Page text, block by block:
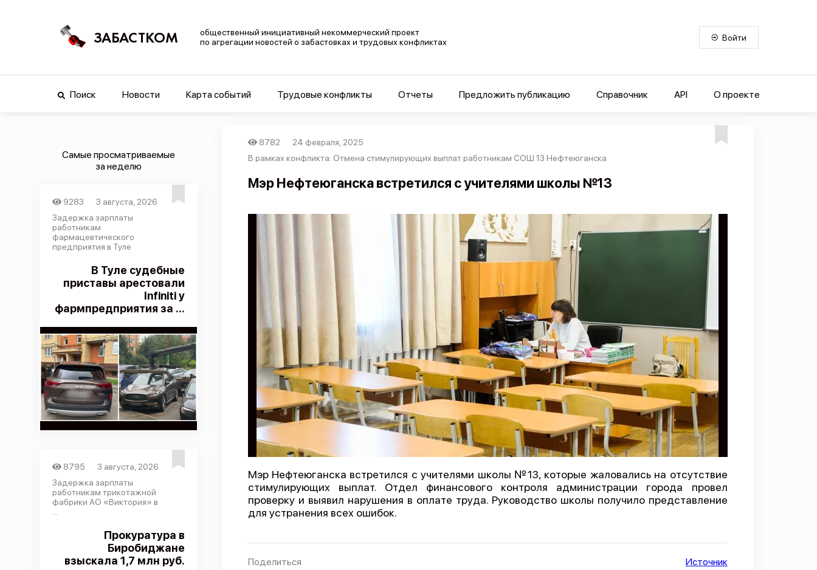
ЗАБАСТКОМ
общественный инициативный некоммерческий проект
по агрегации новостей о забастовках и трудовых конфликтах
Войти
Поиск Новости Карта событий Трудовые конфликты Отчеты Предложить публикацию Справочник API О проекте
Самые просматриваемые
за неделю
9283
3 августа, 2026
Задержка зарплаты
работникам
фармацевтического
предприятия в Туле
В Туле судебные
приставы арестовали
Infiniti у
фармпредприятия за ...
8795
3 августа, 2026
Задержка зарплаты
работникам трикотажной
фабрики АО «Виктория» в
Прокуратура в
Биробиджане
взыскала 1,7 млн руб.
8782
24 февраля, 2025
В рамках конфликта: Отмена стимулирующих выплат работникам СОШ 13 Нефтеюганска
Мэр Нефтеюганска встретился с учителями школы №13
Мэр Нефтеюганска встретился с учителями школы №13, которые жаловались на отсутствие
стимулирующих выплат. Отдел финансового контроля администрации города провел
проверку и выявил нарушения в оплате труда. Руководство школы получило представление
для устранения всех ошибок.
Поделиться Источник